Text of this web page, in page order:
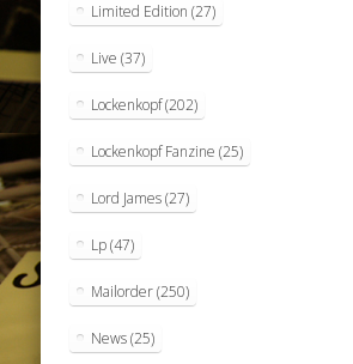
Limited Edition (27)
Live (37)
Lockenkopf(202)
Lockenkopf Fanzine (25)
Lord James(27)
Lp(47)
Mailorder(250)
News(25)